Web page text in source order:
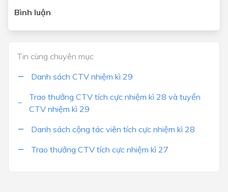
Bình luận
Tin cùng chuyên mục
Danh sách CTV nhiệm kì 29
Trao thưởng CTV tích cực nhiệm kì 28 và tuyển
CTV nhiệm kì 29
Danh sách cộng tác viên tích cực nhiệm kì 28
Trao thưởng CTV tích cực nhiệm kì 27